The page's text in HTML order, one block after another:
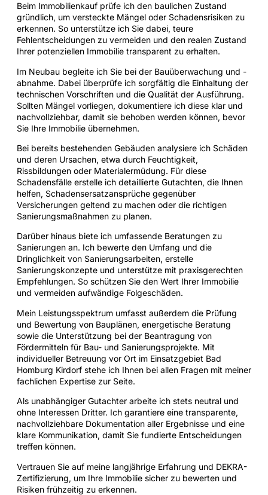
Beim Immobilienkauf prüfe ich den baulichen Zustand
gründlich, um versteckte Mängel oder Schadensrisiken zu
erkennen. So unterstütze ich Sie dabei, teure
Fehlentscheidungen zu vermeiden und den realen Zustand
Ihrer potenziellen Immobilie transparent zu erhalten.
Im Neubau begleite ich Sie bei der Bauüberwachung und -
abnahme. Dabei überprüfe ich sorgfältig die Einhaltung der
technischen Vorschriften und die Qualität der Ausführung.
Sollten Mängel vorliegen, dokumentiere ich diese klar und
nachvollziehbar, damit sie behoben werden können, bevor
Sie Ihre Immobilie übernehmen.
Bei bereits bestehenden Gebäuden analysiere ich Schäden
und deren Ursachen, etwa durch Feuchtigkeit,
Rissbildungen oder Materialermüdung. Für diese
Schadensfälle erstelle ich detaillierte Gutachten, die Ihnen
helfen, Schadensersatzansprüche gegenüber
Versicherungen geltend zu machen oder die richtigen
Sanierungsmaßnahmen zu planen.
Darüber hinaus biete ich umfassende Beratungen zu
Sanierungen an. Ich bewerte den Umfang und die
Dringlichkeit von Sanierungsarbeiten, erstelle
Sanierungskonzepte und unterstütze mit praxisgerechten
Empfehlungen. So schützen Sie den Wert Ihrer Immobilie
und vermeiden aufwändige Folgeschäden.
Mein Leistungsspektrum umfasst außerdem die Prüfung
und Bewertung von Bauplänen, energetische Beratung
sowie die Unterstützung bei der Beantragung von
Fördermitteln für Bau- und Sanierungsprojekte. Mit
individueller Betreuung vor Ort im Einsatzgebiet Bad
Homburg Kirdorf stehe ich Ihnen bei allen Fragen mit meiner
fachlichen Expertise zur Seite.
Als unabhängiger Gutachter arbeite ich stets neutral und
ohne Interessen Dritter. Ich garantiere eine transparente,
nachvollziehbare Dokumentation aller Ergebnisse und eine
klare Kommunikation, damit Sie fundierte Entscheidungen
treffen können.
Vertrauen Sie auf meine langjährige Erfahrung und DEKRA-
Zertifizierung, um Ihre Immobilie sicher zu bewerten und
Risiken frühzeitig zu erkennen.